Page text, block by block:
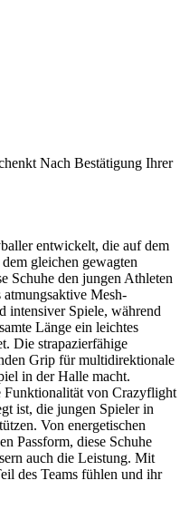
Nach Bestätigung Ihrer
entwickelt, die auf dem
gleichen gewagten
Schuhe den jungen Athleten
atmungsaktive Mesh-
intensiver Spiele, während
Länge ein leichtes
Die strapazierfähige
Grip für multidirektionale
in der Halle macht.
Funktionalität von Crazyflight
ist, die jungen Spieler in
Von energetischen
Passform, diese Schuhe
auch die Leistung. Mit
des Teams fühlen und ihr